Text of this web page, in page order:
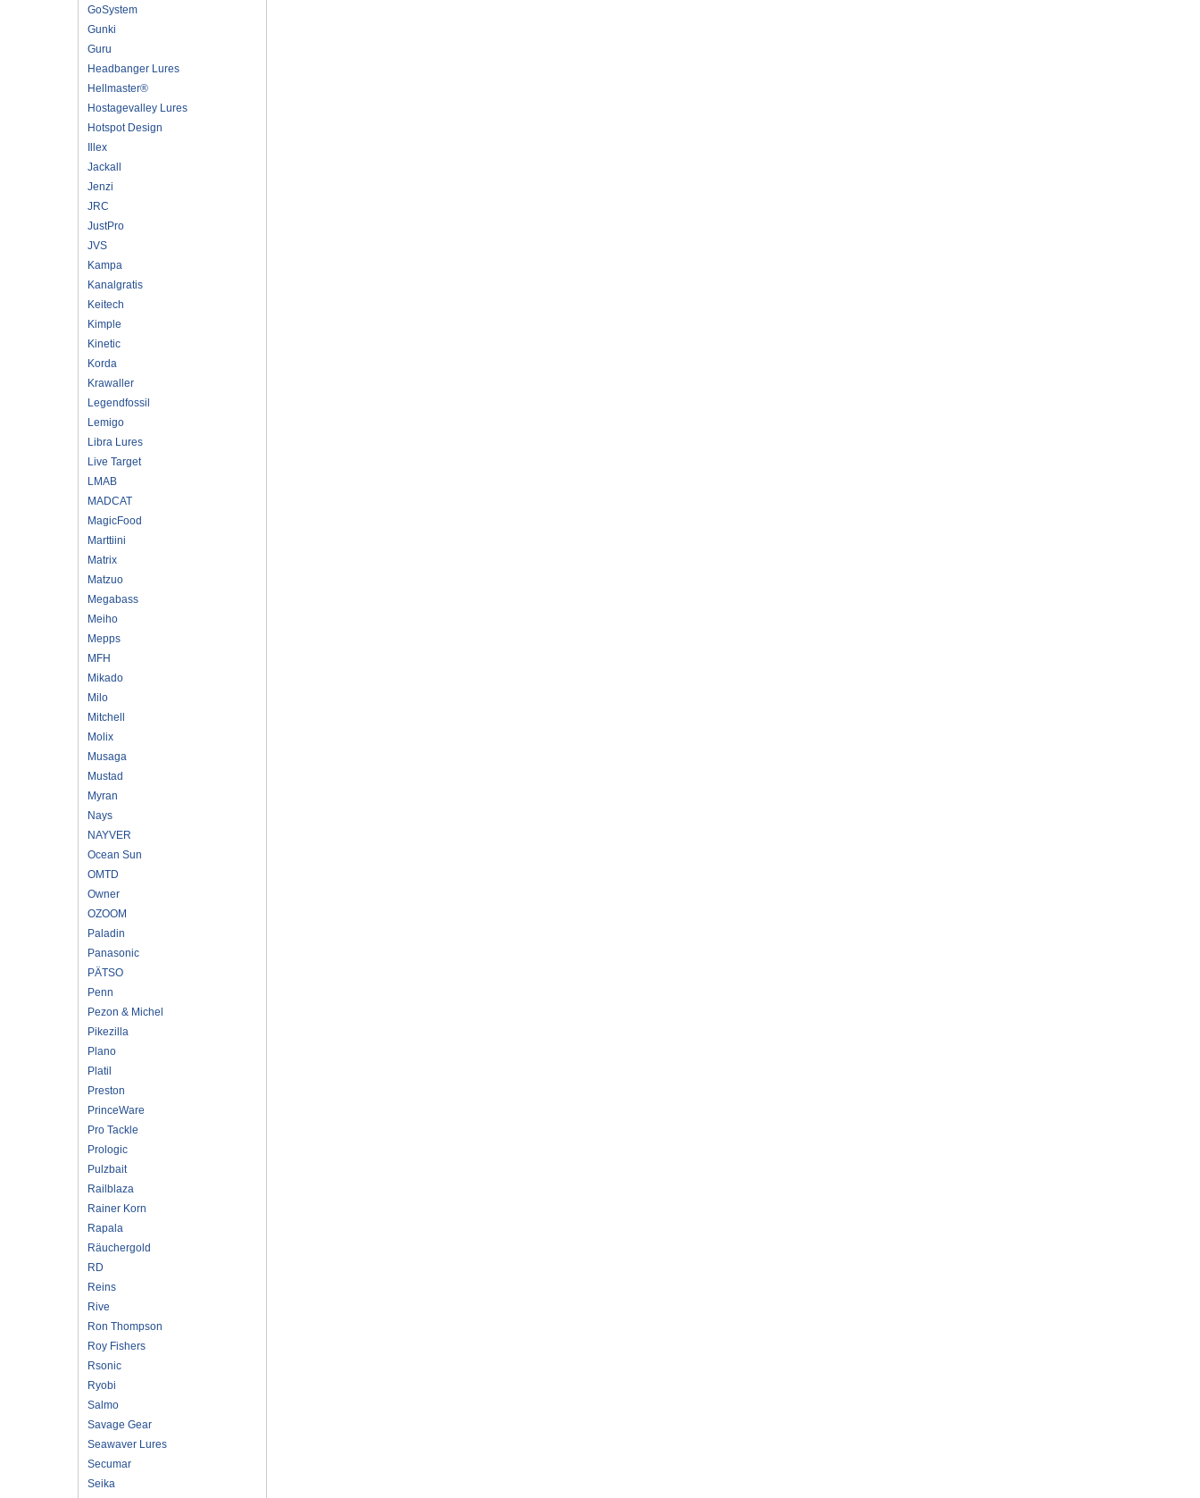
GoSystem
Gunki
Guru
Headbanger Lures
Hellmaster®
Hostagevalley Lures
Hotspot Design
Illex
Jackall
Jenzi
JRC
JustPro
JVS
Kampa
Kanalgratis
Keitech
Kimple
Kinetic
Korda
Krawaller
Legendfossil
Lemigo
Libra Lures
Live Target
LMAB
MADCAT
MagicFood
Marttiini
Matrix
Matzuo
Megabass
Meiho
Mepps
MFH
Mikado
Milo
Mitchell
Molix
Musaga
Mustad
Myran
Nays
NAYVER
Ocean Sun
OMTD
Owner
OZOOM
Paladin
Panasonic
PÄTSO
Penn
Pezon & Michel
Pikezilla
Plano
Platil
Preston
PrinceWare
Pro Tackle
Prologic
Pulzbait
Railblaza
Rainer Korn
Rapala
Räuchergold
RD
Reins
Rive
Ron Thompson
Roy Fishers
Rsonic
Ryobi
Salmo
Savage Gear
Seawaver Lures
Secumar
Seika